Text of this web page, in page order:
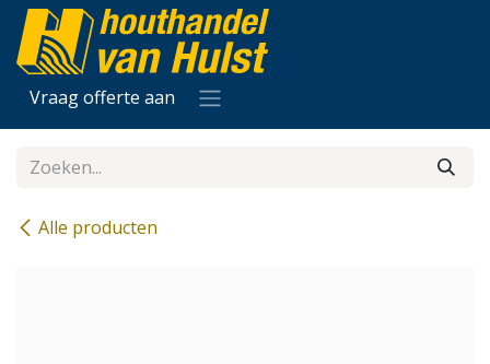
Overslaan naar inhoud
Vraag offerte aan
Alle producten